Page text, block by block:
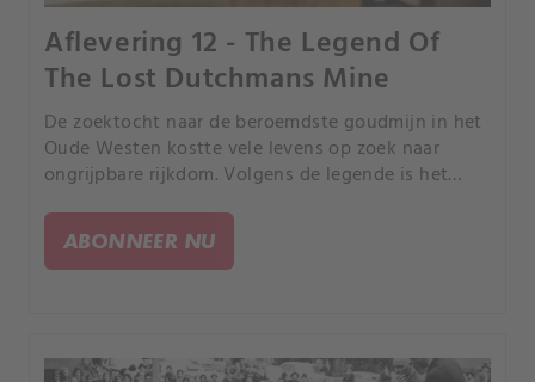
Aflevering 12 - The Legend Of
The Lost Dutchmans Mine
De zoektocht naar de beroemdste goudmijn in het
Oude Westen kostte vele levens op zoek naar
ongrijpbare rijkdom. Volgens de legende is het
andere manier vervloekt.
ABONNEER NU